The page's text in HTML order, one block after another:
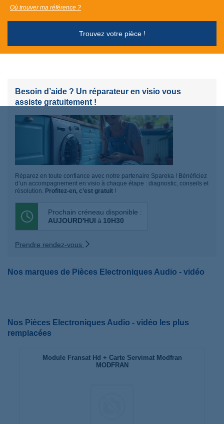
Trouvez votre pièce !
Où trouver ma référence ?
Besoin d’aide ? Un réparateur en visio vous
assiste gratuitement !
Réparez en toute confiance avec notre partenaire Spareka ! Bénéficiez
d’un accompagnement en visio à chaque étape : diagnostic, conseils et
résolution. Profitez-en, c’est gratuit !
Prochain créneau disponible :
AUJOURD'HUI à 10H30
Prendre rendez-vous
Nos marques de Pièces Electroniques Audio - vidéo
Nos Pièces Electroniques Audio - vidéo les plus
remplacées
Module Fransat Hd + Carte Servimat Modfran
MODFRAN